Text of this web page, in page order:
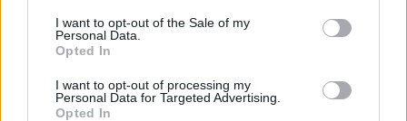
I want to opt-out of the Sale of my
Personal Data.
Opted In
I want to opt-out of processing my
Personal Data for Targeted Advertising.
Opted In